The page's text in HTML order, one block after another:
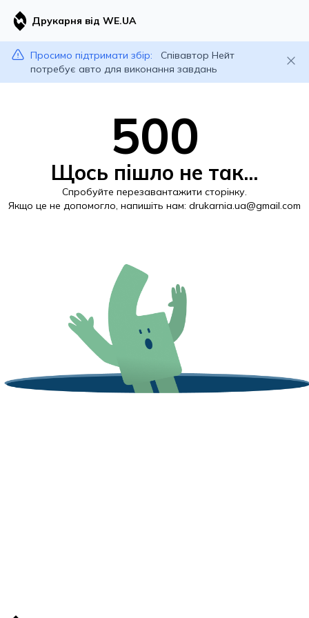
Друкарня від WE.UA
Просимо підтримати збір:
Співавтор Нейт
потребує авто для виконання завдань
500
Щось пішло не так...
Спробуйте перезавантажити сторінку.
Якщо це не допомогло, напишіть нам: drukarnia.ua@gmail.com